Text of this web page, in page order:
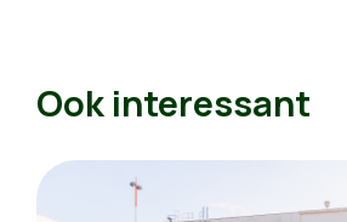
Ook interessant